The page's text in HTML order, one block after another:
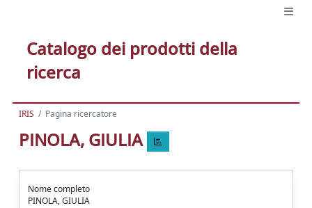
Catalogo dei prodotti della
ricerca
IRIS Pagina ricercatore
PINOLA, GIULIA
Nome completo
PINOLA, GIULIA